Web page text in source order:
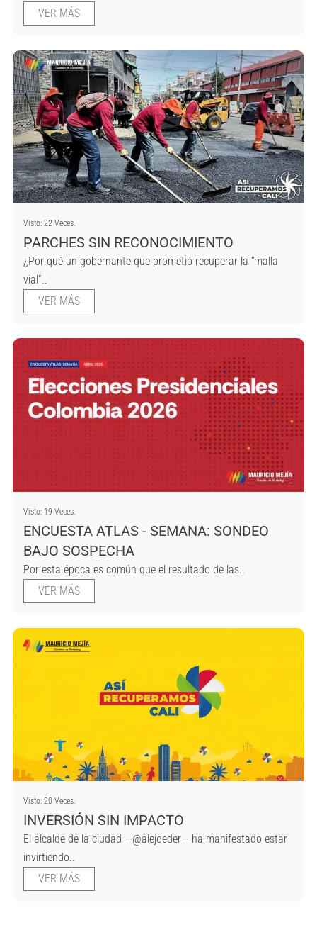
VER MÁS
Visto: 22 Veces.
PARCHES SIN RECONOCIMIENTO
¿Por qué un gobernante que prometió recuperar la “malla
vial”..
VER MÁS
Visto: 19 Veces.
ENCUESTA ATLAS - SEMANA: SONDEO
BAJO SOSPECHA
Por esta época es común que el resultado de las..
VER MÁS
Visto: 20 Veces.
INVERSIÓN SIN IMPACTO
El alcalde de la ciudad —@alejoeder— ha manifestado estar
invirtiendo..
VER MÁS